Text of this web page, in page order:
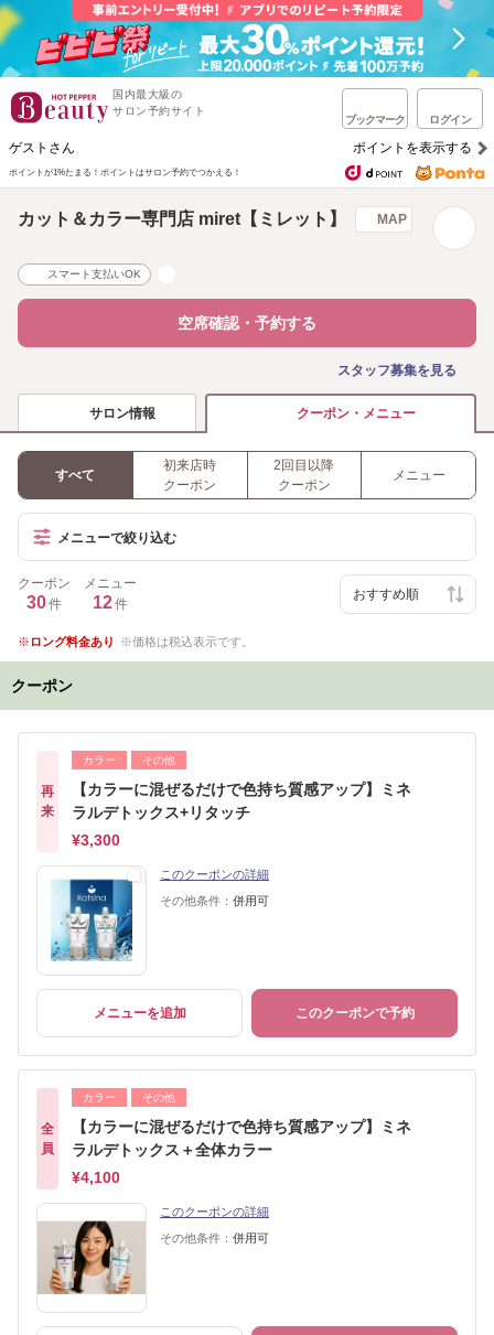
国内最大級の
サロン予約サイト
ブックマーク ログイン
ゲストさん ポイントを表示する
ポイントが1%たまる！ ポイントはサロン予約でつかえる！
カット＆カラー専門店 miret【ミレット】 MAP
スマート支払いOK
空席確認・予約する
スタッフ募集を見る
サロン情報 クーポン・メニュー
すべて
初来店時
クーポン
2回目以降
クーポン
メニュー
メニューで絞り込む
クーポン
30件
メニュー
12件
ロング料金あり 価格は税込表示です。
クーポン
再
来
カラー その他
【カラーに混ぜるだけで色持ち質感アップ】ミネ
ラルデトックス+リタッチ
¥3,300
このクーポンの詳細
その他条件： 併用可
メニューを追加 このクーポンで予約
全
員
カラー その他
【カラーに混ぜるだけで色持ち質感アップ】ミネ
ラルデトックス＋全体カラー
¥4,100
このクーポンの詳細
その他条件： 併用可